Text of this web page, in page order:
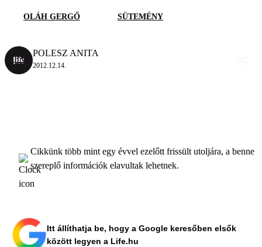
OLÁH GERGŐ SÜTEMÉNY
POLESZ ANITA
2012.12.14.
Cikkünk több mint egy évvel ezelőtt frissült utoljára, a benne
szereplő információk elavultak lehetnek.
Itt állíthatja be, hogy a Google keresőben elsők
között legyen a Life.hu